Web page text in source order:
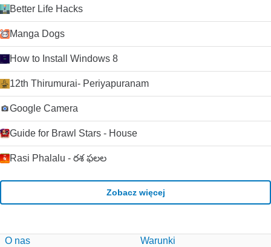
Better Life Hacks
Manga Dogs
How to Install Windows 8
12th Thirumurai- Periyapuranam
Google Camera
Guide for Brawl Stars - House
Rasi Phalalu - రశ ఫలల
Zobacz więcej
O nas Warunki